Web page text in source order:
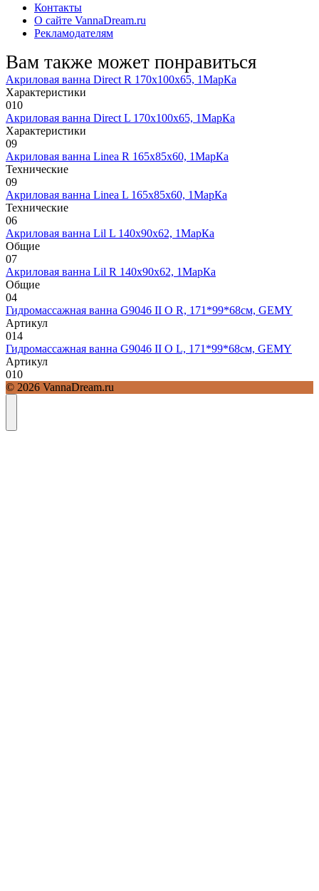
Контакты
О сайте VannaDream.ru
Рекламодателям
Вам также может понравиться
Акриловая ванна Direct R 170х100х65, 1МарКа
Характеристики
010
Акриловая ванна Direct L 170х100х65, 1МарКа
Характеристики
09
Акриловая ванна Linea R 165х85х60, 1МарКа
Технические
09
Акриловая ванна Linea L 165х85х60, 1МарКа
Технические
06
Акриловая ванна Lil L 140х90х62, 1МарКа
Общие
07
Акриловая ванна Lil R 140х90х62, 1МарКа
Общие
04
Гидромассажная ванна G9046 II O R, 171*99*68см, GEMY
Артикул
014
Гидромассажная ванна G9046 II O L, 171*99*68см, GEMY
Артикул
010
© 2026 VannaDream.ru